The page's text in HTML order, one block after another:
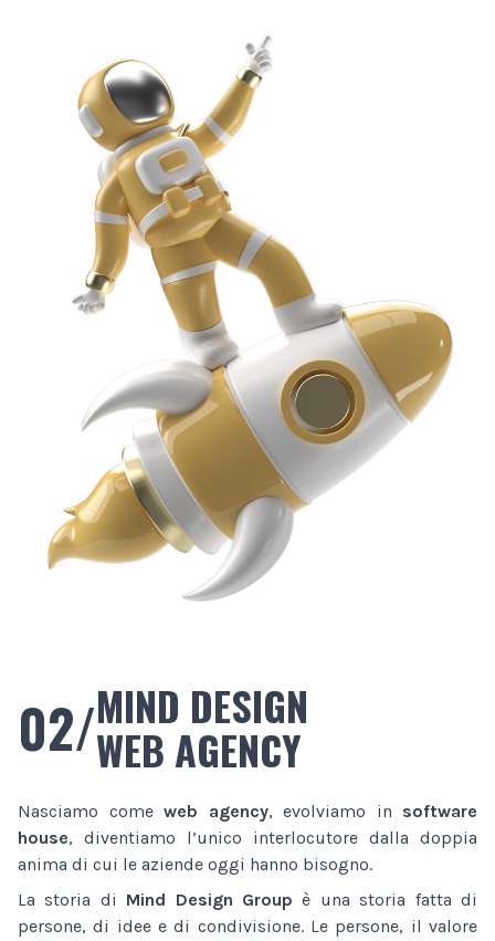
02/MIND DESIGN
WEB AGENCY
Nasciamo come web agency, evolviamo in software
house, diventiamo l’unico interlocutore dalla doppia
anima di cui le aziende oggi hanno bisogno.
La storia di Mind Design Group è una storia fatta di
persone, di idee e di condivisione. Le persone, il valore